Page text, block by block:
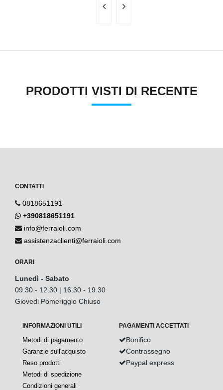
PRODOTTI VISTI DI RECENTE
CONTATTI
0818651191
+390818651191
info@ferraioli.com
assistenzaclienti@ferraioli.com
ORARI
Lunedì - Sabato
09.30 - 12.30 | 16.30 - 19.30
Giovedi Pomeriggio Chiuso
INFORMAZIONI UTILI
Metodi di pagamento
Garanzie sull'acquisto
Reso prodotti
Metodi di spedizione
Condizioni generali
PAGAMENTI ACCETTATI
Bonifico
Contrassegno
Paypal express